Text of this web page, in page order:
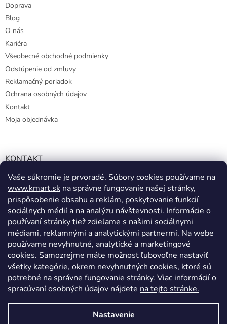
Vaše súkromie je prvoradé. Súbory cookies používame na
www.kmart.sk na správne fungovanie našej stránky,
prispôsobenie obsahu a reklám, poskytovanie funkcií
sociálnych médií a na analýzu návštevnosti. Informácie o
používaní stránky tiež zdieľame s našimi sociálnymi
médiami, reklamnými a analytickými partnermi. Na webe
používame nevyhnutné, analytické a marketingové
cookies. Samozrejme máte možnosť ľubovoľne nastaviť
všetky kategórie, okrem nevyhnutných cookies, ktoré sú
potrebné na správne fungovanie stránky. Viac informácií o
spracúvaní osobných údajov nájdete na tejto stránke.
Nastavenie
Doprava
Blog
O nás
Kariéra
Všeobecné obchodné podmienky
Odstúpenie od zmluvy
Reklamačný poriadok
Ochrana osobných údajov
Kontakt
Moja objednávka
KONTAKT
info@kmart.sk
+421 947 979 193
+421 947 979 193
facebook.com/Kolieramarket
Vytvoril Shoptet